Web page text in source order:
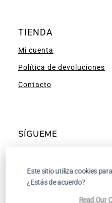
TIENDA
Mi cuenta
Política de devoluciones
Contacto
SÍGUEME
Este sitio utiliza cookies
¿Estás de acuerdo?
Read Our